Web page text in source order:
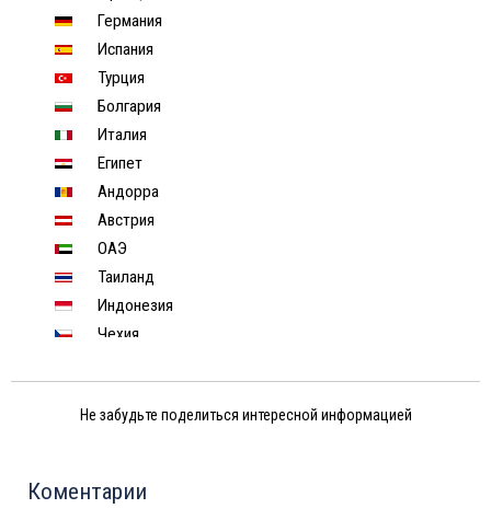
Германия
Испания
Турция
Болгария
Италия
Египет
Андорра
Австрия
ОАЭ
Таиланд
Индонезия
Чехия
Индия
Китай
Не забудьте поделиться интересной информацией
Коментарии